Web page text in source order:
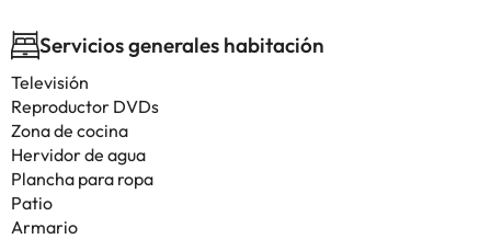
Servicios generales habitación
Televisión
Reproductor DVDs
Zona de cocina
Hervidor de agua
Plancha para ropa
Patio
Armario